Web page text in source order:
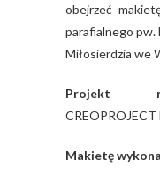
obejrzeć
parafialnego pw.
Miłosierdzia we
Projekt
Makietę